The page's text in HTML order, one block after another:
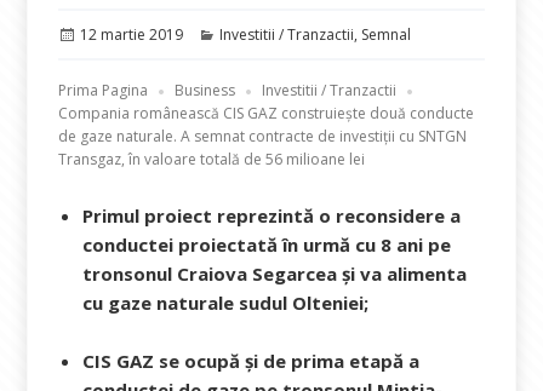
Publicat
12 martie 2019 Categorii
Investitii / Tranzactii, Semnal
Prima Pagina Business
Investitii / Tranzactii
Compania românească CIS GAZ construiește două conducte
de gaze naturale. A semnat contracte de investiții cu SNTGN
Transgaz, în valoare totală de 56 milioane lei
Primul proiect reprezintă o reconsidere a
conductei proiectată în urmă cu 8 ani pe
tronsonul Craiova Segarcea și va alimenta
cu gaze naturale sudul Olteniei;
CIS GAZ se ocupă și de prima etapă a